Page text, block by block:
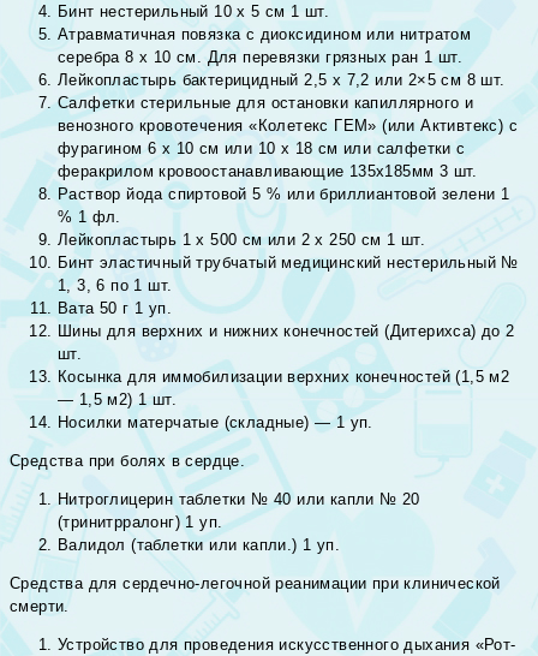
Бинт нестерильный 10 х 5 см 1 шт.
Атравматичная повязка с диоксидином или нитратом
серебра 8 х 10 см. Для перевязки грязных ран 1 шт.
Лейкопластырь бактерицидный 2,5 х 7,2 или 2×5 см 8 шт.
Салфетки стерильные для остановки капиллярного и
венозного кровотечения «Колетекс ГЕМ» (или Активтекс) с
фурагином 6 х 10 см или 10 х 18 см или салфетки с
феракрилом кровоостанавливающие 135х185мм 3 шт.
Раствор йода спиртовой 5 % или бриллиантовой зелени 1
% 1 фл.
Лейкопластырь 1 х 500 см или 2 х 250 см 1 шт.
Бинт эластичный трубчатый медицинский нестерильный №
1, 3, 6 по 1 шт.
Вата 50 г 1 уп.
Шины для верхних и нижних конечностей (Дитерихса) до 2
шт.
Косынка для иммобилизации верхних конечностей (1,5 м2
— 1,5 м2) 1 шт.
Носилки матерчатые (складные) — 1 уп.
Средства при болях в сердце.
Нитроглицерин таблетки № 40 или капли № 20
(тринитрралонг) 1 уп.
Валидол (таблетки или капли.) 1 уп.
Средства для сердечно-легочной реанимации при клинической
смерти.
Устройство для проведения искусственного дыхания «Рот-